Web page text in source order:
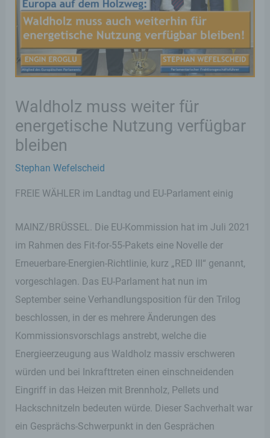
Waldholz muss weiter für
energetische Nutzung verfügbar
bleiben
Stephan Wefelscheid
FREIE WÄHLER im Landtag und EU-Parlament einig
MAINZ/BRÜSSEL. Die EU-Kommission hat im Juli 2021
im Rahmen des Fit-for-55-Pakets eine Novelle der
Erneuerbare-Energien-Richtlinie, kurz „RED III“ genannt,
vorgeschlagen. Das EU-Parlament hat nun im
September seine Verhandlungsposition für den Trilog
beschlossen, in der es mehrere Änderungen des
Kommissionsvorschlags anstrebt, welche die
Energieerzeugung aus Waldholz massiv erschweren
würden und bei Inkrafttreten einen einschneidenden
Eingriff in das Heizen mit Brennholz, Pellets und
Hackschnitzeln bedeuten würde. Dieser Sachverhalt war
ein Gesprächs-Schwerpunkt in den Gesprächen